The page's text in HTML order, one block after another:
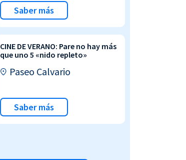
Saber más
CINE DE VERANO: Pare no hay más
que uno 5 «nido repleto»
Paseo Calvario
Saber más